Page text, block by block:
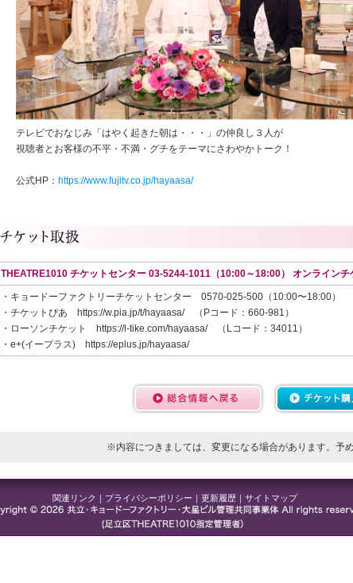
テレビでおなじみ「はやく起きた朝は・・・」の仲良し３人が
視聴者とお客様の不平・不満・グチをテーマにさわやかトーク！
公式HP： https://www.fujitv.co.jp/hayaasa/
THEATRE1010 チケットセンター 03-5244-1011（10:00～18:00） オンラインチ
・キョードーファクトリーチケットセンター 0570-025-500（10:00〜18:00）
・チケットぴあ https://w.pia.jp/t/hayaasa/ （Pコード：660-981）
・ローソンチケット https://l-tike.com/hayaasa/ （Lコード：34011）
・e+(イープラス) https://eplus.jp/hayaasa/
※内容につきましては、変更になる場合があります。予
関連リンク ｜ プライバシーポリシー ｜ 更新履歴 ｜ サイトマップ